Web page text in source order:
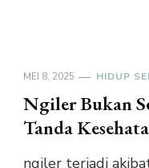
MEI 8, 2025 HIDUP
Ngiler Bukan
Tanda
ngiler terjadi